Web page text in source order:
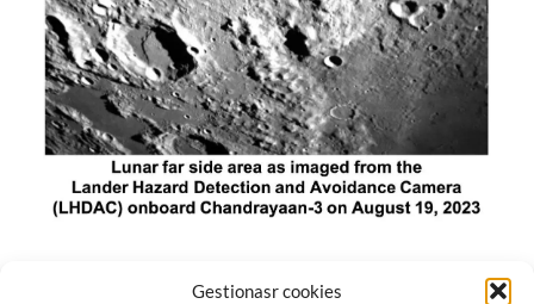
Gestionasr cookies